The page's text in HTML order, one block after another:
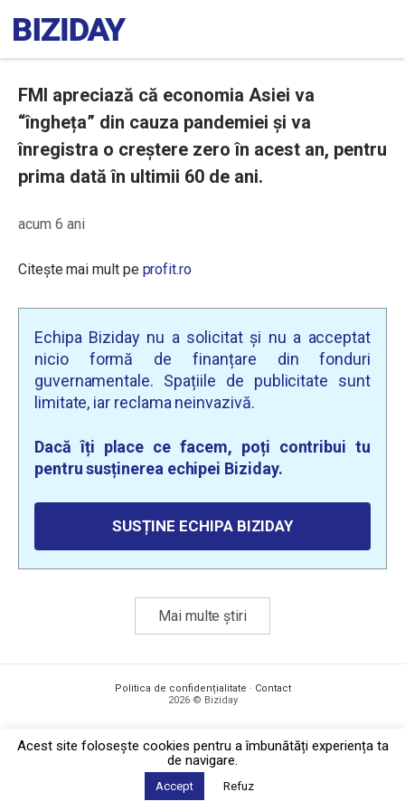
FMI apreciază că economia Asiei va
“îngheța” din cauza pandemiei și va
înregistra o creștere zero în acest an, pentru
prima dată în ultimii 60 de ani.
acum 6 ani
Citește mai mult pe profit.ro
Echipa Biziday nu a solicitat și nu a acceptat
nicio formă de finanțare din fonduri
guvernamentale. Spațiile de publicitate sunt
limitate, iar reclama neinvazivă.
Dacă îți place ce facem, poți contribui tu
pentru susținerea echipei Biziday.
SUSȚINE ECHIPA BIZIDAY
Mai multe știri
Politica de confidențialitate · Contact
2026 © Biziday
Acest site foloseşte cookies pentru a îmbunătăți experiența ta
de navigare.
Accept Refuz